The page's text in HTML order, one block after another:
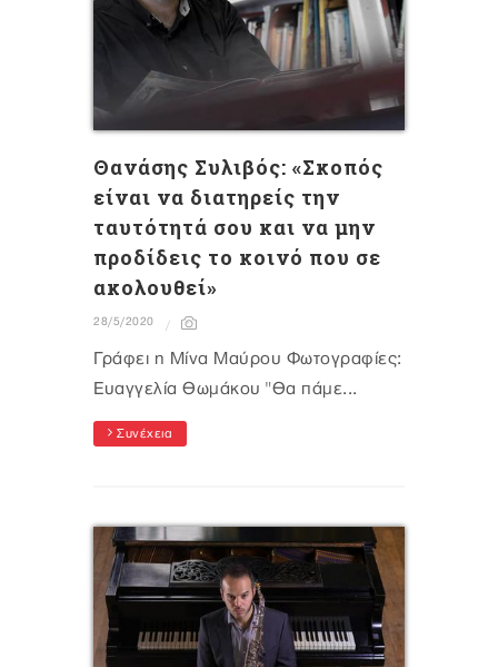
Θανάσης Συλιβός: «Σκοπός
είναι να διατηρείς την
ταυτότητά σου και να μην
προδίδεις το κοινό που σε
ακολουθεί»
28/5/2020
Γράφει η Μίνα Μαύρου Φωτογραφίες:
Ευαγγελία Θωμάκου "Θα πάμε...
Συνέχεια